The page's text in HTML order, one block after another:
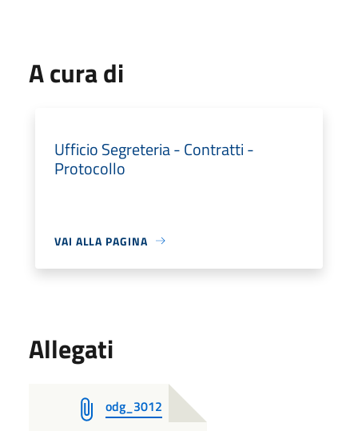
A cura di
Ufficio Segreteria - Contratti -
Protocollo
VAI ALLA PAGINA
Allegati
odg_3012